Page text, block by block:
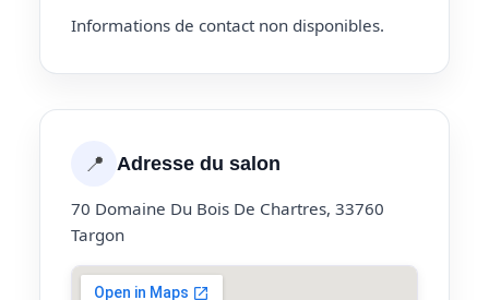
Informations de contact non disponibles.
📍 Adresse du salon
70 Domaine Du Bois De Chartres, 33760
Targon